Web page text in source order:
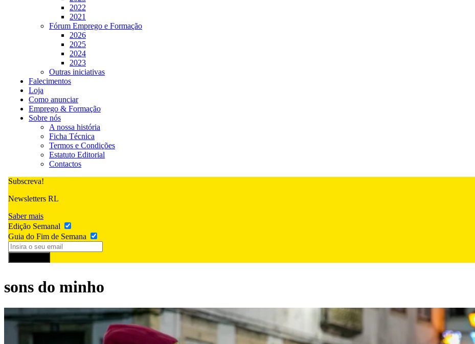
2022
2021
Fórum Emprego e Formação
2026
2025
2024
2023
Outras iniciativas
Falecimentos
Loja
Como anunciar
Emprego & Formação
Sobre nós
A nossa história
Ficha Técnica
Termos e Condições
Estatuto Editorial
Contactos
Subscreva!
Newsletters RL
Saber mais
Edição Semanal
Guia do Fim de Semana
sons do minho